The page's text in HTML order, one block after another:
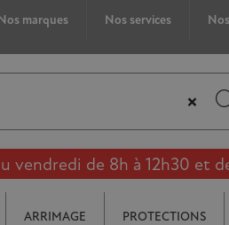
marques Nos services
×
de 8h à 12h30 et
ARRIMAGE PROTECTIONS